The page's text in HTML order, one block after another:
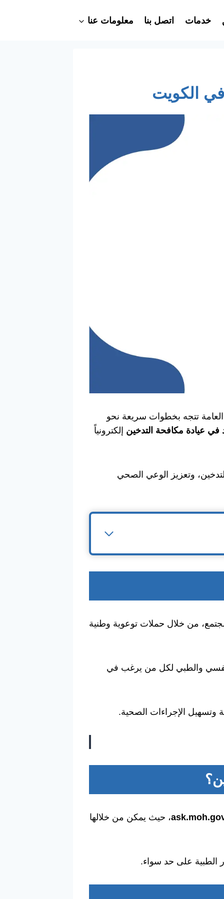
خدمات اتصل بنا معلومات عنا
الكويت
تتجه بخطوات سريعة نحو
عيادة مكافحة التدخين إلكترونياً
وتعزيز الوعي الصحي
من خلال حملات توعوية وطنية
والطبي لكل من يرغب في
وتسهيل الإجراءات الصحية.
؟
، حيث يمكن من خلالها
الطبية على حد سواء.